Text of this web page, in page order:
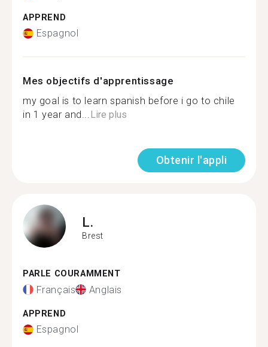
APPREND
Espagnol
Mes objectifs d'apprentissage
my goal is to learn spanish before i go to chile
in 1 year and...Lire plus
Obtenir l'appli
L.
Brest
PARLE COURAMMENT
Français Anglais
APPREND
Espagnol